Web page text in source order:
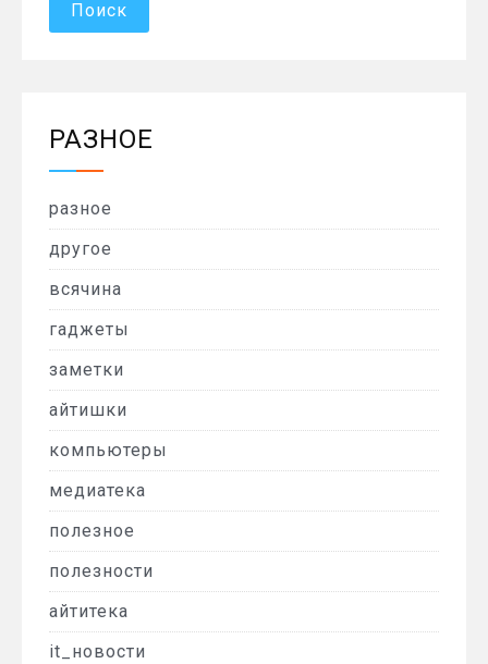
РАЗНОЕ
разное
другое
всячина
гаджеты
заметки
айтишки
компьютеры
медиатека
полезное
полезности
айтитека
it_новости